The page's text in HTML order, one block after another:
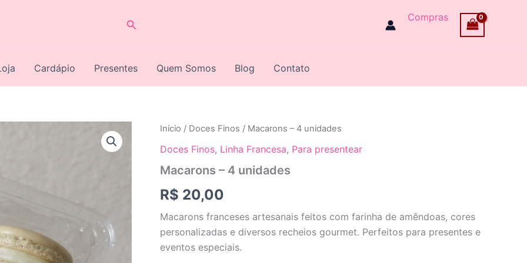
Pesquisar
Compras
Cardápio Presentes Quem Somos Blog Contato
Início / Doces Finos / Macarons – 4 unidades
Doces Finos, Linha Francesa, Para presentear
Macarons – 4 unidades
R$ 20,00
Macarons franceses artesanais feitos com farinha de amêndoas, cores
personalizadas e diversos recheios gourmet. Perfeitos para presentes e
eventos especiais.